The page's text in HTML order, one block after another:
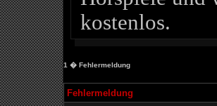
kostenlos.
1 � Fehlermeldung
Fehlermeldung